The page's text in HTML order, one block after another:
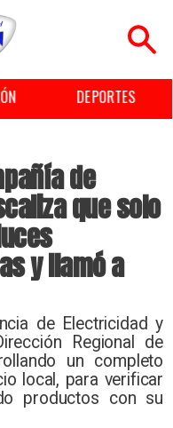
CULTURA
de
que solo
y llamó a
de Electricidad y
Regional de
un completo
local, para verificar
productos con su